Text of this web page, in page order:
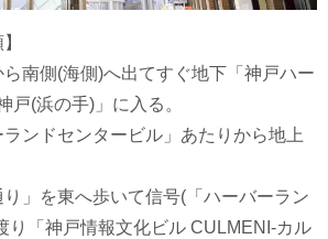
ら南側(海側)へ出てすぐ地下「神戸ハー
戸(浜の手)」に入る。
ンドセンタービル」あたりから地上
り」を東へ歩いて信号(「ハーバーラン
り「神戸情報文化ビル CULMENI-カル